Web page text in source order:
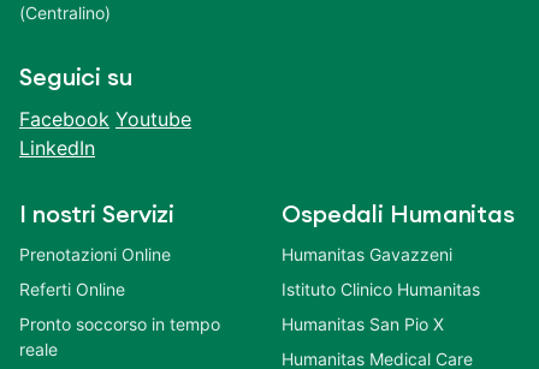
(Centralino)
Seguici su
Facebook Youtube
LinkedIn
I nostri Servizi
Prenotazioni Online
Referti Online
Pronto soccorso in tempo
reale
Ospedali Humanitas
Humanitas Gavazzeni
Istituto Clinico Humanitas
Humanitas San Pio X
Humanitas Medical Care